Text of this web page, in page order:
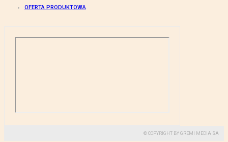
OFERTA PRODUKTOWA
© COPYRIGHT BY GREMI MEDIA SA